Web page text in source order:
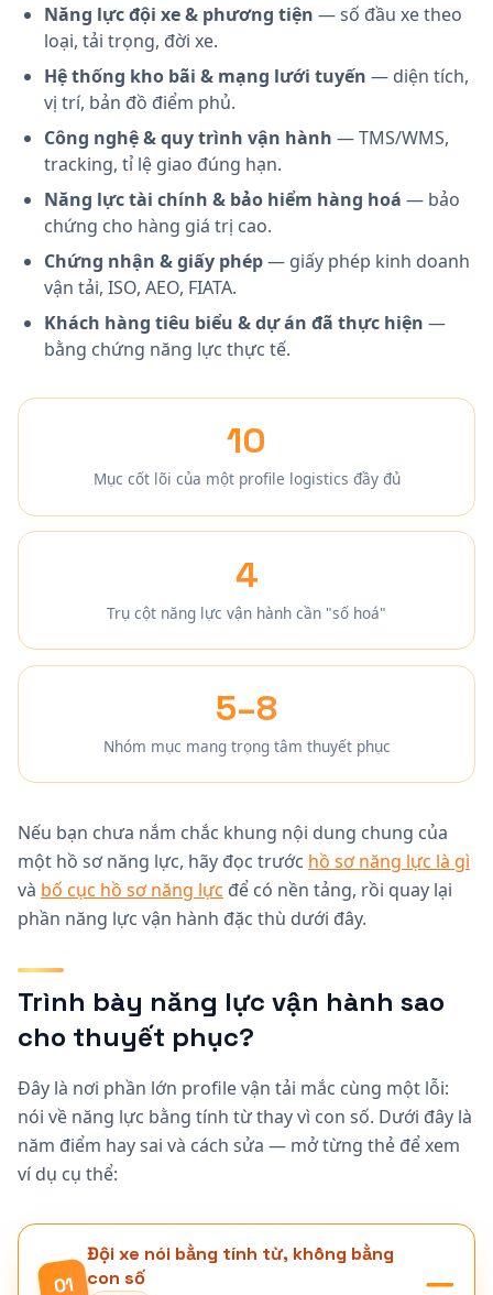
Năng lực đội xe & phương tiện — số đầu xe theo
loại, tải trọng, đời xe.
Hệ thống kho bãi & mạng lưới tuyến — diện tích,
vị trí, bản đồ điểm phủ.
Công nghệ & quy trình vận hành — TMS/WMS,
tracking, tỉ lệ giao đúng hạn.
Năng lực tài chính & bảo hiểm hàng hoá — bảo
chứng cho hàng giá trị cao.
Chứng nhận & giấy phép— giấy phép kinh doanh
vận tải, ISO, AEO, FIATA.
Khách hàng tiêu biểu & dự án đã thực hiện —
bằng chứng năng lực thực tế.
10
Mục cốt lõi của một profile logistics đầy đủ
4
Trụ cột năng lực vận hành cần "số hoá"
5–8
Nhóm mục mang trọng tâm thuyết phục
Nếu bạn chưa nắm chắc khung nội dung chung của
một hồ sơ năng lực, hãy đọc trước hồ sơ năng lực là gì
và bố cục hồ sơ năng lực để có nền tảng, rồi quay lại
phần năng lực vận hành đặc thù dưới đây.
Trình bày năng lực vận hành sao
cho thuyết phục?
Đây là nơi phần lớn profile vận tải mắc cùng một lỗi:
nói về năng lực bằng tính từ thay vì con số. Dưới đây là
năm điểm hay sai và cách sửa — mở từng thẻ để xem
ví dụ cụ thể:
01
Đội xe nói bằng tính từ, không bằng
con số